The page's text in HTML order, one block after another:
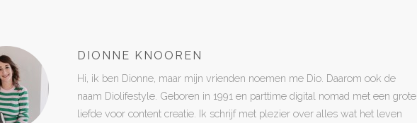
DIONNE KNOOREN
Hi, ik ben Dionne, maar mijn vrienden noemen me Dio. Daarom ook de
naam Diolifestyle. Geboren in 1991 en parttime digital nomad met een grote
liefde voor content creatie. Ik schrijf met plezier over alles wat het leven